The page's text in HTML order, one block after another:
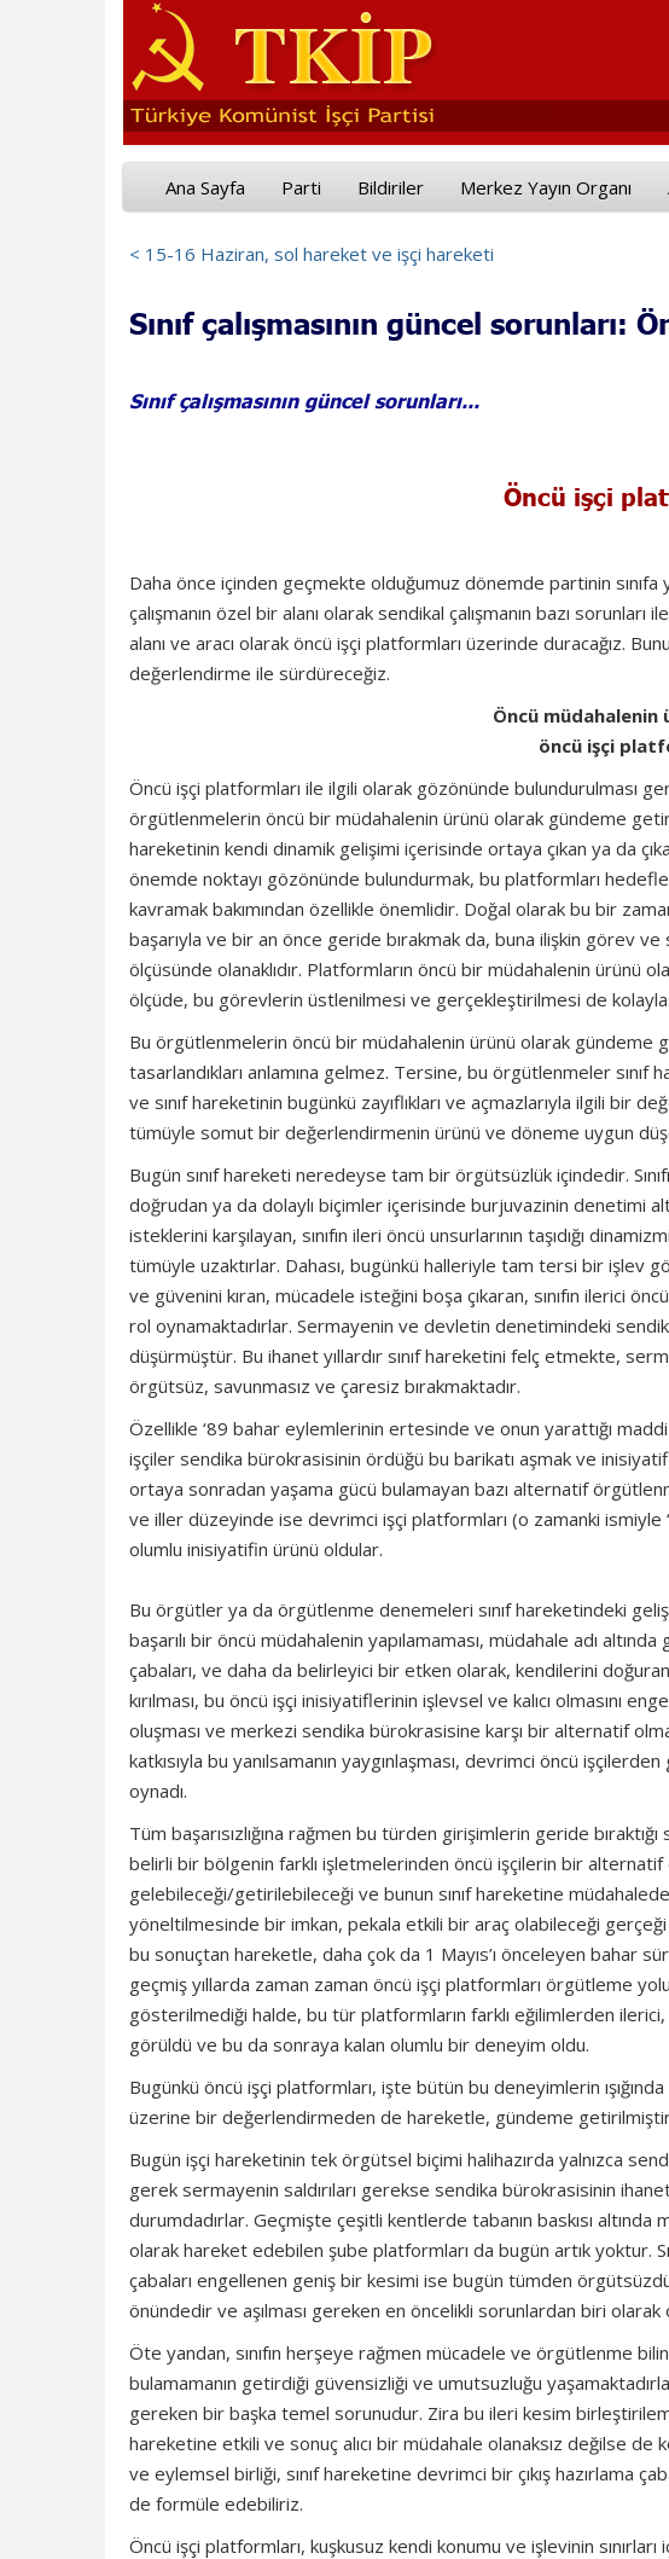
Ana Sayfa Parti Bildiriler Merkez Yayın Organı
< 15-16 Haziran, sol hareket ve işçi hareketi
Sınıf çalışmasının güncel sorunları:
Sınıf çalışmasının güncel sorunları...
Öncü işçi
Daha önce içinden geçmekte olduğumuz dönemde partinin
çalışmanın özel bir alanı olarak sendikal çalışmanın bazı
alanı ve aracı olarak öncü işçi platformları üzerinde duracağız.
değerlendirme ile sürdüreceğiz.
Öncü müdahalenin
öncü işçi
Öncü işçi platformları ile ilgili olarak gözönünde bulundurulması
örgütlenmelerin öncü bir müdahalenin ürünü olarak gündeme
hareketinin kendi dinamik gelişimi içerisinde ortaya çıkan ya da
önemde noktayı gözönünde bulundurmak, bu platformları
kavramak bakımından özellikle önemlidir. Doğal olarak bu bir
başarıyla ve bir an önce geride bırakmak da, buna ilişkin görev
ölçüsünde olanaklıdır. Platformların öncü bir müdahalenin ürünü
ölçüde, bu görevlerin üstlenilmesi ve gerçekleştirilmesi de
Bu örgütlenmelerin öncü bir müdahalenin ürünü olarak gündeme
tasarlandıkları anlamına gelmez. Tersine, bu örgütlenmeler
ve sınıf hareketinin bugünkü zayıflıkları ve açmazlarıyla ilgili bir
tümüyle somut bir değerlendirmenin ürünü ve döneme uygun
Bugün sınıf hareketi neredeyse tam bir örgütsüzlük içindedir.
doğrudan ya da dolaylı biçimler içerisinde burjuvazinin denetimi
isteklerini karşılayan, sınıfın ileri öncü unsurlarının taşıdığı
tümüyle uzaktırlar. Dahası, bugünkü halleriyle tam tersi bir işlev
ve güvenini kıran, mücadele isteğini boşa çıkaran, sınıfın ilerici
rol oynamaktadırlar. Sermayenin ve devletin denetimindeki
düşürmüştür. Bu ihanet yıllardır sınıf hareketini felç etmekte,
örgütsüz, savunmasız ve çaresiz bırakmaktadır.
Özellikle ‘89 bahar eylemlerinin ertesinde ve onun yarattığı
işçiler sendika bürokrasisinin ördüğü bu barikatı aşmak ve
ortaya sonradan yaşama gücü bulamayan bazı alternatif
ve iller düzeyinde ise devrimci işçi platformları (o zamanki ismiyle
olumlu inisiyatifin ürünü oldular.
Bu örgütler ya da örgütlenme denemeleri sınıf hareketindeki
başarılı bir öncü müdahalenin yapılamaması, müdahale adı
çabaları, ve daha da belirleyici bir etken olarak, kendilerini
kırılması, bu öncü işçi inisiyatiflerinin işlevsel ve kalıcı olmasını
oluşması ve merkezi sendika bürokrasisine karşı bir alternatif
katkısıyla bu yanılsamanın yaygınlaşması, devrimci öncü işçilerden
oynadı.
Tüm başarısızlığına rağmen bu türden girişimlerin geride
belirli bir bölgenin farklı işletmelerinden öncü işçilerin bir
gelebileceği/getirilebileceği ve bunun sınıf hareketine
yöneltilmesinde bir imkan, pekala etkili bir araç olabileceği
bu sonuçtan hareketle, daha çok da 1 Mayıs’ı önceleyen bahar
geçmiş yıllarda zaman zaman öncü işçi platformları örgütleme
gösterilmediği halde, bu tür platformların farklı eğilimlerden
görüldü ve bu da sonraya kalan olumlu bir deneyim oldu.
Bugünkü öncü işçi platformları, işte bütün bu deneyimlerin
üzerine bir değerlendirmeden de hareketle, gündeme
Bugün işçi hareketinin tek örgütsel biçimi halihazırda yalnızca
gerek sermayenin saldırıları gerekse sendika bürokrasisinin
durumdadırlar. Geçmişte çeşitli kentlerde tabanın baskısı
olarak hareket edebilen şube platformları da bugün artık yoktur.
çabaları engellenen geniş bir kesimi ise bugün tümden
önündedir ve aşılması gereken en öncelikli sorunlardan biri
Öte yandan, sınıfın herşeye rağmen mücadele ve örgütlenme
bulamamanın getirdiği güvensizliği ve umutsuzluğu
gereken bir başka temel sorunudur. Zira bu ileri kesim
hareketine etkili ve sonuç alıcı bir müdahale olanaksız değilse
ve eylemsel birliği, sınıf hareketine devrimci bir çıkış hazırlama
de formüle edebiliriz.
Öncü işçi platformları, kuşkusuz kendi konumu ve işlevinin